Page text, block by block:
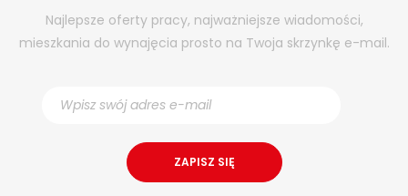
Najlepsze oferty pracy, najważniejsze wiadomości,
mieszkania do wynajęcia prosto na Twoja skrzynkę e-mail.